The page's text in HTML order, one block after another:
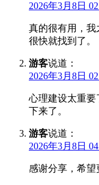
2026年3月8日
真的很有用，
很快就找到了。
游客说道：
2026年3月8日
心理建设太重
下来了。
游客说道：
2026年3月8日
感谢分享，希望